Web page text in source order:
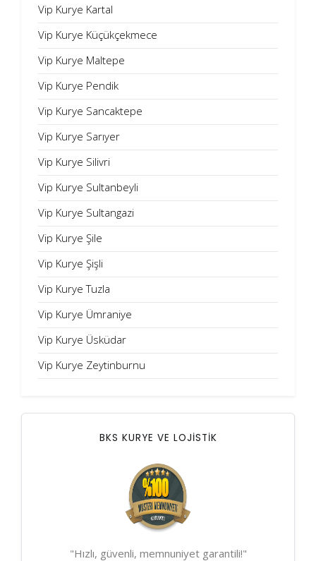
Vip Kurye Kartal
Vip Kurye Küçükçekmece
Vip Kurye Maltepe
Vip Kurye Pendik
Vip Kurye Sancaktepe
Vip Kurye Sarıyer
Vip Kurye Silivri
Vip Kurye Sultanbeyli
Vip Kurye Sultangazi
Vip Kurye Şile
Vip Kurye Şişli
Vip Kurye Tuzla
Vip Kurye Ümraniye
Vip Kurye Üsküdar
Vip Kurye Zeytinburnu
BKS KURYE VE LOJİSTİK
"Hızlı, güvenli, memnuniyet garantili!"